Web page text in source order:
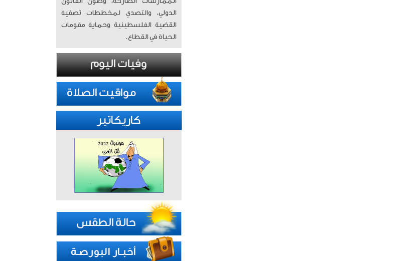
الدولي، والتصدي لمخططات تصفية
القضية الفلسطينية وحماية مقومات
الحياة في القطاع.
كاريكاتير